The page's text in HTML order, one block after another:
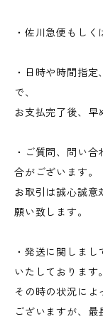
・佐川急便もしく
・日時や時間指
で、
お支払完了後、早
・ご質問、問い
合がございます。
お取引は誠心誠意
願い致します。
・発送に関しま
いたしております。
その時の状況によ
ございますが、